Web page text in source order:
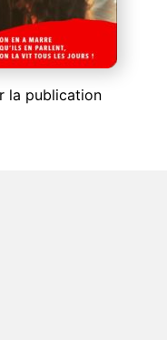
la publication